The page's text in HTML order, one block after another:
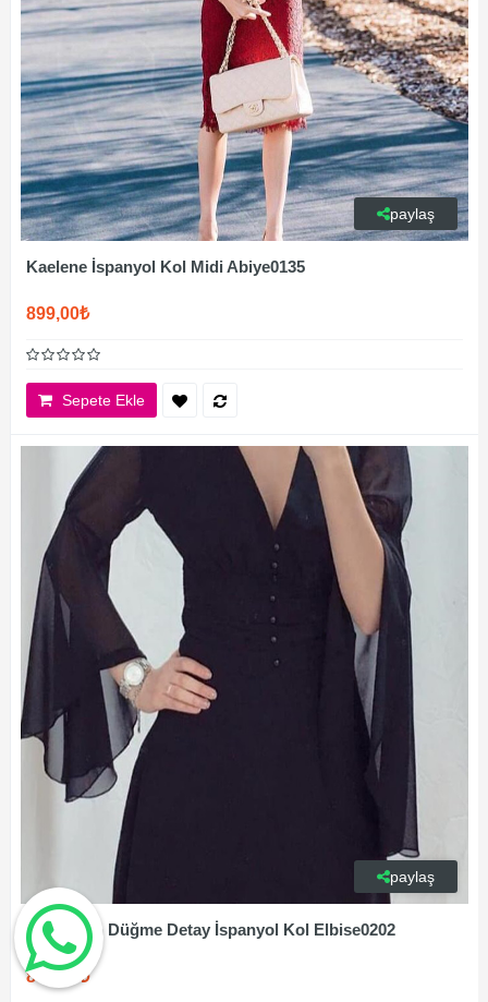
paylaş
Kaelene İspanyol Kol Midi Abiye0135
899,00₺
Sepete Ekle
paylaş
Lola Şifon Düğme Detay İspanyol Kol Elbise0202
899,00₺